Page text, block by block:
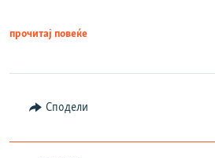
прочитај повеќе
Сподели